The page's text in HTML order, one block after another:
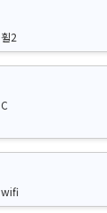
휠2
C
wifi